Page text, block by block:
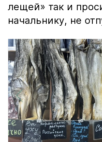
лещей» так и
начальнику, не